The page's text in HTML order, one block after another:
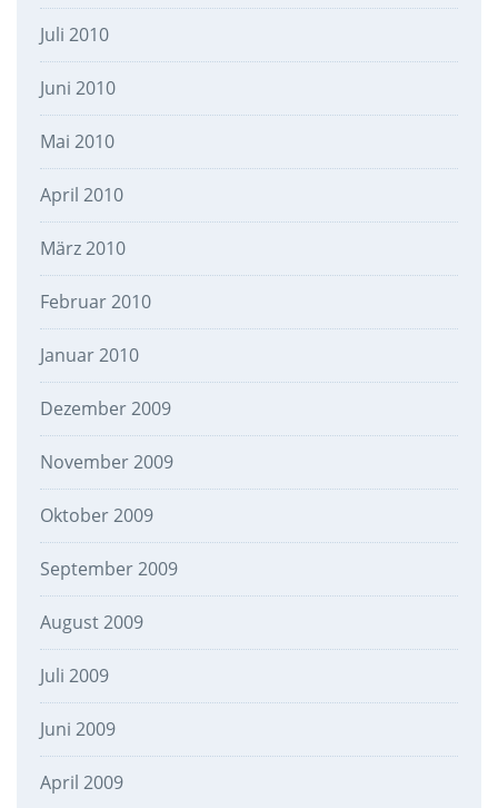
Juli 2010
Juni 2010
Mai 2010
April 2010
März 2010
Februar 2010
Januar 2010
Dezember 2009
November 2009
Oktober 2009
September 2009
August 2009
Juli 2009
Juni 2009
April 2009